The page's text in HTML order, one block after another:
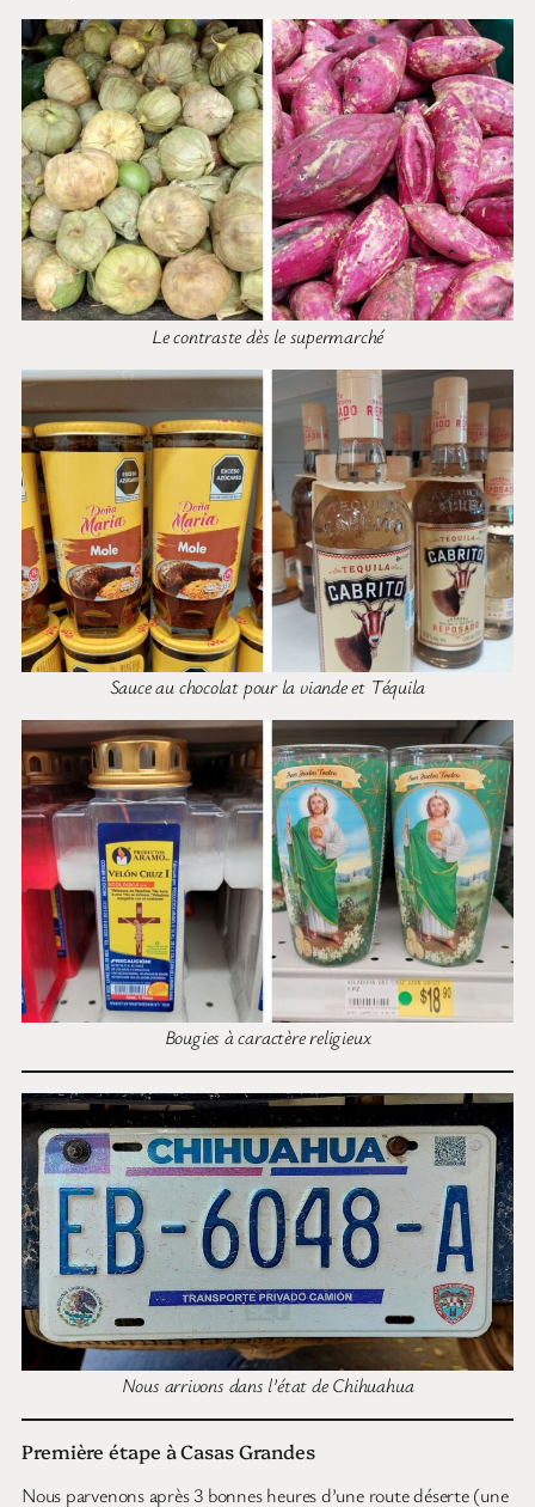
Le contraste dès le supermarché
Sauce au chocolat pour la viande et Téquila
Bougies à caractère religieux
Nous arrivons dans l’état de Chihuahua
Première étape à Casas Grandes
Nous parvenons après 3 bonnes heures d’une route déserte (une